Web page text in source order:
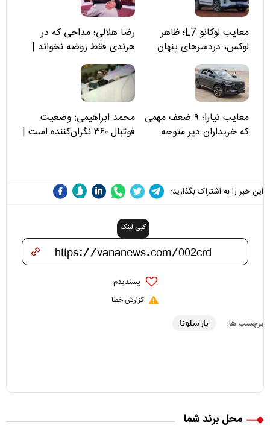
معایب لوکانو L7؛ ظاهر
لوکس، دردسرهای پنهان
رضا هلالی؛ مداحی که در
هرندی فقط روضه نخواند |
مسئولان «تکیه‌گاه آقا مرتضی
علی(ع)» را جدی‌تر ببینند
معایب تیارا؛ ۹ ضعف مهمی
که خریداران دیر متوجه
محمد ابراهیمی: وضعیت
فوتبال ۳۶۰ نگران‌کننده است |
این خبر را به اشتراک بگذارید:
کپی لینک
پسندیدم
گزارش خطا
برچسب ها: بارسلونا
محل برند شما